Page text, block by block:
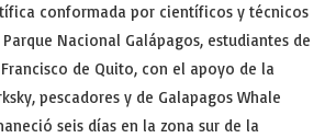
conformada por científicos y técnicos
Nacional Galápagos, estudiantes de
de Quito, con el apoyo de la
pescadores y de Galapagos Whale
seis días en la zona sur de la